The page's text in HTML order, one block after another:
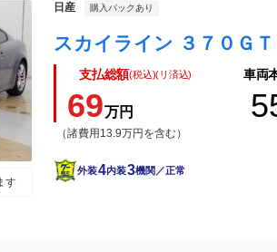
す
日産 購入パックあり
支払総額(税込)(リ済込)
69万円
（諸費用13.9万円を含む）
車両
外装4内装3機関／正常